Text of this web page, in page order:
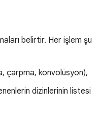
belirtir. Her işlem şu
çarpma, konvolüsyon),
dizinlerinin listesi